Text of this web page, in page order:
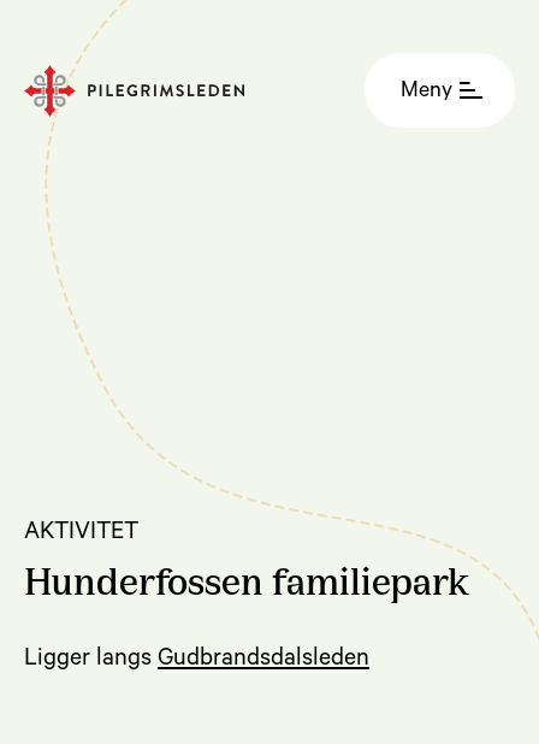
Meny
AKTIVITET
Hunderfossen familiepark
Ligger langs Gudbrandsdalsleden